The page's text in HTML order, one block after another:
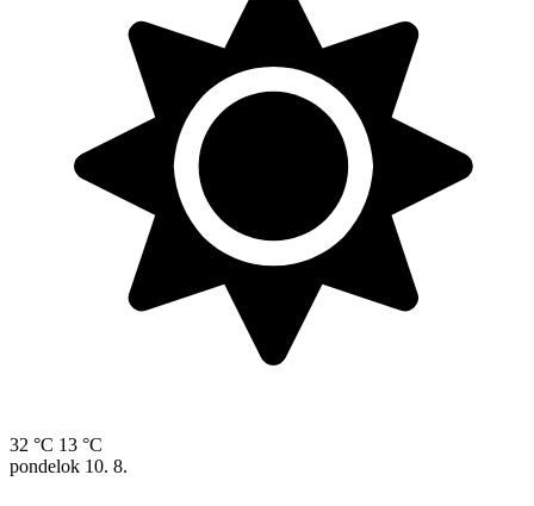
32 °C 13 °C
pondelok 10. 8.